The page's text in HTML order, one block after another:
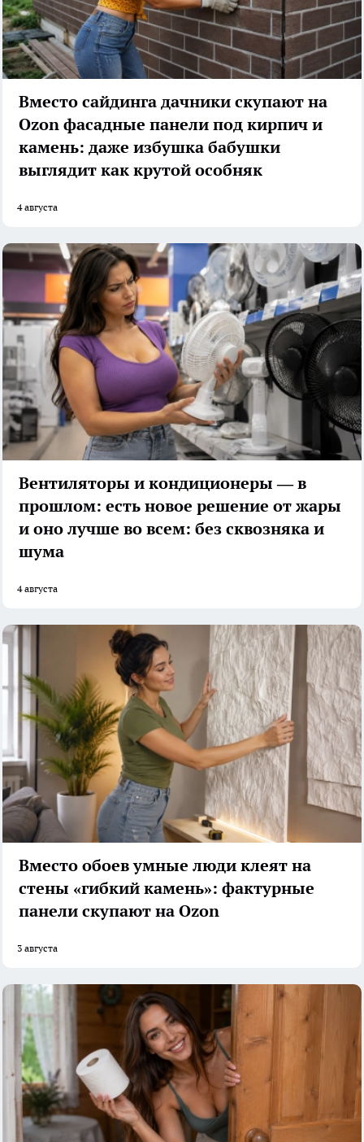
Вместо сайдинга дачники скупают на
Ozon фасадные панели под кирпич и
камень: даже избушка бабушки
выглядит как крутой особняк
4 августа
Вентиляторы и кондиционеры — в
прошлом: есть новое решение от жары
и оно лучше во всем: без сквозняка и
шума
4 августа
Вместо обоев умные люди клеят на
стены «гибкий камень»: фактурные
панели скупают на Ozon
3 августа